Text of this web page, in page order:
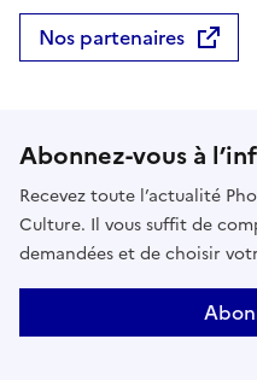
Nos partenaires
Abonnez-vous à
Recevez toute l’actualité
Culture. Il vous suffit de
demandées et de choisir